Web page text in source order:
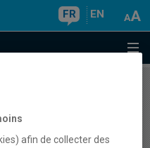
FR EN
durable
afin de collecter des